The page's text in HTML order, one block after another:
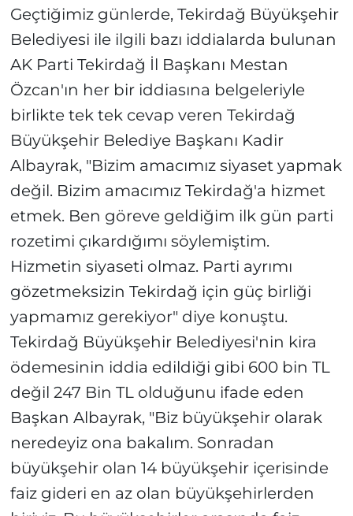
Geçtiğimiz günlerde, Tekirdağ Büyükşehir
Belediyesi ile ilgili bazı iddialarda bulunan
AK Parti Tekirdağ İl Başkanı Mestan
Özcan'ın her bir iddiasına belgeleriyle
birlikte tek tek cevap veren Tekirdağ
Büyükşehir Belediye Başkanı Kadir
Albayrak, "Bizim amacımız siyaset yapmak
değil. Bizim amacımız Tekirdağ'a hizmet
etmek. Ben göreve geldiğim ilk gün parti
rozetimi çıkardığımı söylemiştim.
Hizmetin siyaseti olmaz. Parti ayrımı
gözetmeksizin Tekirdağ için güç birliği
yapmamız gerekiyor" diye konuştu.
Tekirdağ Büyükşehir Belediyesi'nin kira
ödemesinin iddia edildiği gibi 600 bin TL
değil 247 Bin TL olduğunu ifade eden
Başkan Albayrak, "Biz büyükşehir olarak
neredeyiz ona bakalım. Sonradan
büyükşehir olan 14 büyükşehir içerisinde
faiz gideri en az olan büyükşehirlerden